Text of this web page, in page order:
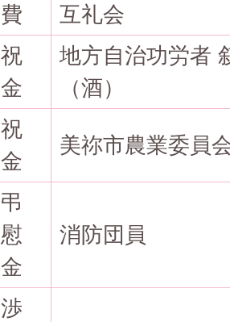
費
互礼会
祝
金
地方自治功労者
（酒）
祝
金
美祢市農業委員
弔
慰
金
消防団員
渉